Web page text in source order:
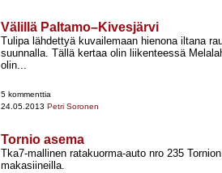
Välillä Paltamo–Kivesjärvi
Tulipa lähdettyä kuvailemaan hienona iltana
suunnalla. Tällä kertaa olin liikenteessä
olin...
5 kommenttia
24.05.2013 Petri Soronen
Tornio asema
Tka7-​mallinen ratakuorma-​auto nro 235
makasiineilla.